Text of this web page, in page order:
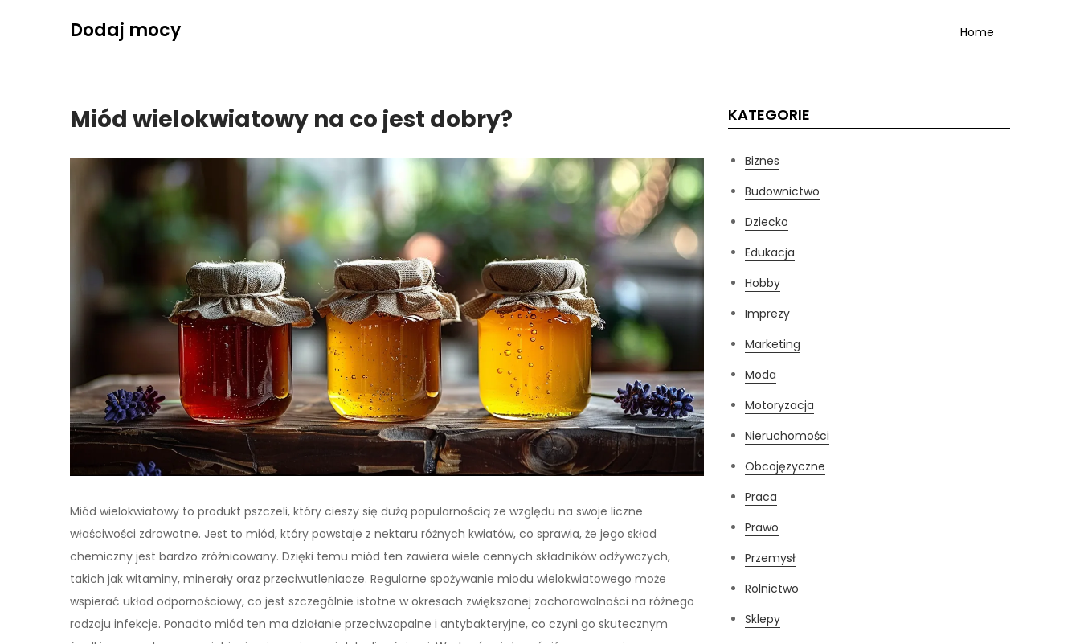
Dodaj mocy Home
Miód wielokwiatowy na co jest dobry?
Miód wielokwiatowy to produkt pszczeli, który cieszy się dużą popularnością ze względu na swoje liczne
właściwości zdrowotne. Jest to miód, który powstaje z nektaru różnych kwiatów, co sprawia, że jego skład
chemiczny jest bardzo zróżnicowany. Dzięki temu miód ten zawiera wiele cennych składników odżywczych,
takich jak witaminy, minerały oraz przeciwutleniacze. Regularne spożywanie miodu wielokwiatowego może
wspierać układ odpornościowy, co jest szczególnie istotne w okresach zwiększonej zachorowalności na różnego
rodzaju infekcje. Ponadto miód ten ma działanie przeciwzapalne i antybakteryjne, co czyni go skutecznym
KATEGORIE
Biznes
Budownictwo
Dziecko
Edukacja
Hobby
Imprezy
Marketing
Moda
Motoryzacja
Nieruchomości
Obcojęzyczne
Praca
Prawo
Przemysł
Rolnictwo
Sklepy